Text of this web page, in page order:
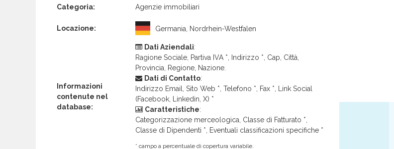
Categoria: Agenzie immobiliari
Locazione: Germania, Nordrhein-Westfalen
Informazioni
contenute nel
database:
Dati Aziendali:
Ragione Sociale, Partiva IVA *, Indirizzo *, Cap, Città,
Provincia, Regione, Nazione.
Dati di Contatto:
Indirizzo Email, Sito Web *, Telefono *, Fax *, Link Social
(Facebook, Linkedin, X) *
Caratteristiche:
Categorizzazione merceologica, Classe di Fatturato *,
Classe di Dipendenti *, Eventuali classificazioni specifiche *
* campo a percentuale di copertura variabile.